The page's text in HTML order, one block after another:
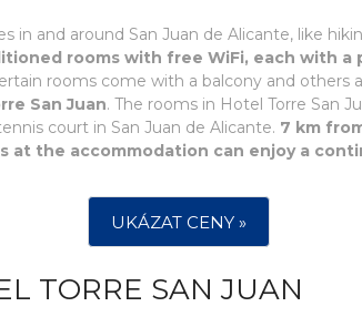
in and around San Juan de Alicante, like
rooms with free WiFi, each with a
rooms come with a balcony and others
San Juan. The rooms in Hotel Torre San
court in San Juan de Alicante. 7 km
at the accommodation can enjoy a
UKÁZAT CENY »
TORRE SAN JUAN